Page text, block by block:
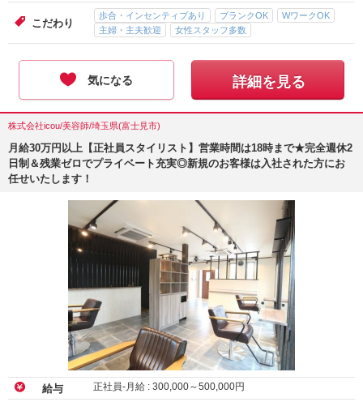
こだわり
歩合・インセンティブあり ブランクOK
WワークOK
主婦・主夫歓迎
女性スタッフ多数
気になる 詳細を見る
株式会社icou/美容師/埼玉県(富士見市)
月給30万円以上【正社員スタイリスト】営業時間は18時まで★完全週休2
日制＆残業ゼロでプライベート充実◎新規のお客様は入社された方にお
任せいたします！
給与 正社員-月給 : 300,000～500,000円